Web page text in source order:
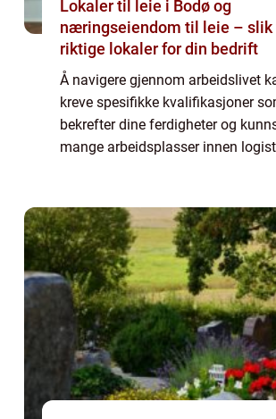
Lokaler til leie i Bodø og
næringseiendom til leie – slik
riktige lokaler for din bedrift
Å navigere gjennom arbeidslivet
kreve spesifikke kvalifikasjoner
bekrefter dine ferdigheter og
mange arbeidsplasser innen